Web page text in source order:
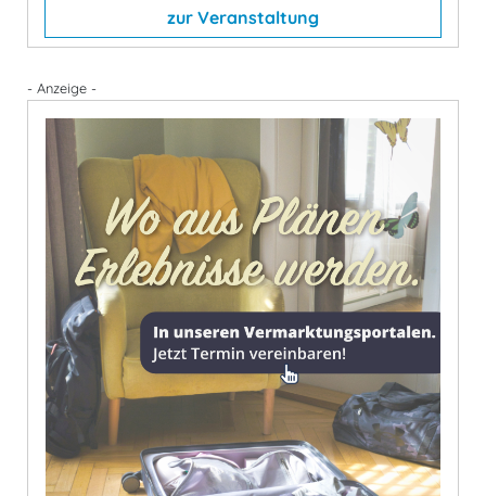
zur Veranstaltung
- Anzeige -